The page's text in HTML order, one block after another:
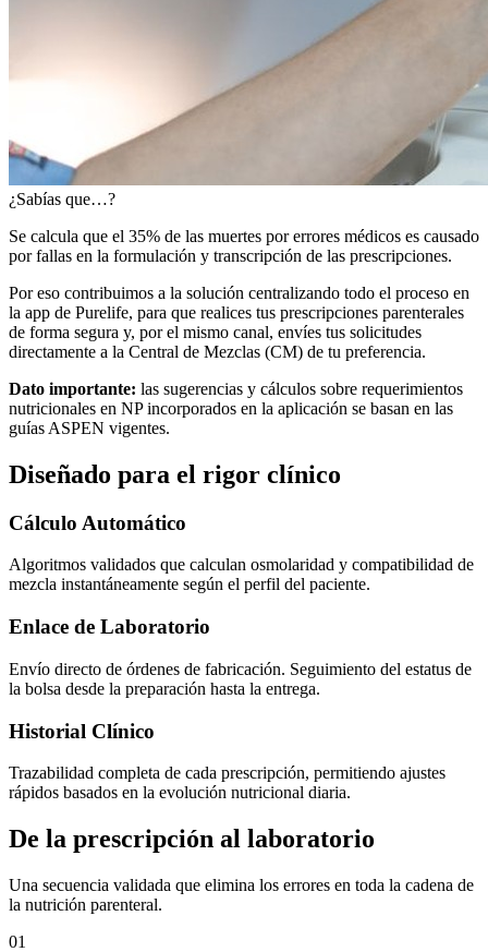
¿Sabías que…?
Se calcula que el 35% de las muertes por errores médicos es causado
por fallas en la formulación y transcripción de las prescripciones.
Por eso contribuimos a la solución centralizando todo el proceso en
la app de Purelife, para que realices tus prescripciones parenterales
de forma segura y, por el mismo canal, envíes tus solicitudes
directamente a la Central de Mezclas (CM) de tu preferencia.
Dato importante: las sugerencias y cálculos sobre requerimientos
nutricionales en NP incorporados en la aplicación se basan en las
guías ASPEN vigentes.
Diseñado para el rigor clínico
Cálculo Automático
Algoritmos validados que calculan osmolaridad y compatibilidad de
mezcla instantáneamente según el perfil del paciente.
Enlace de Laboratorio
Envío directo de órdenes de fabricación. Seguimiento del estatus de
la bolsa desde la preparación hasta la entrega.
Historial Clínico
Trazabilidad completa de cada prescripción, permitiendo ajustes
rápidos basados en la evolución nutricional diaria.
De la prescripción al laboratorio
Una secuencia validada que elimina los errores en toda la cadena de
la nutrición parenteral.
01